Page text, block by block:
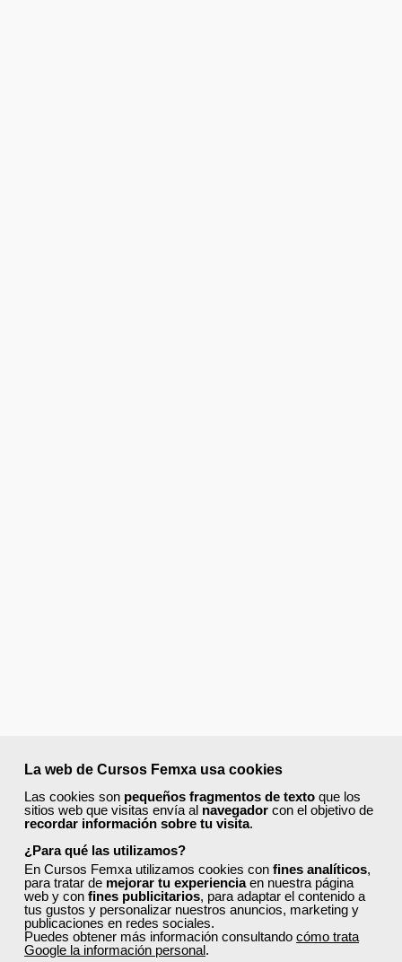
La web de Cursos Femxa usa cookies
Las cookies son pequeños fragmentos de texto que los
sitios web que visitas envía al navegador con el objetivo de
recordar información sobre tu visita.
¿Para qué las utilizamos?
En Cursos Femxa utilizamos cookies con fines analíticos,
para tratar de mejorar tu experienciaen nuestra página
web y con fines publicitarios, para adaptar el contenido a
tus gustos y personalizar nuestros anuncios, marketing y
publicaciones en redes sociales.
Puedes obtener más información consultando cómo trata
Google la información personal.